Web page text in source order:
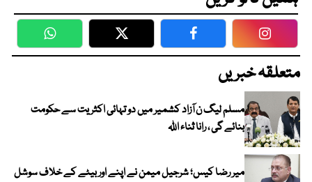
WhatsApp Twitter Facebook
متعلقہ خبریں
مسلم لیگ ن آزاد کشمیر میں دو تہائی اکثریت سے حکومت
بنائے گی ، رانا ثناء اللہ
میر رضا کیس؛ شرجیل میمن نے اپنے اور بیٹے کے خلاف سوشل